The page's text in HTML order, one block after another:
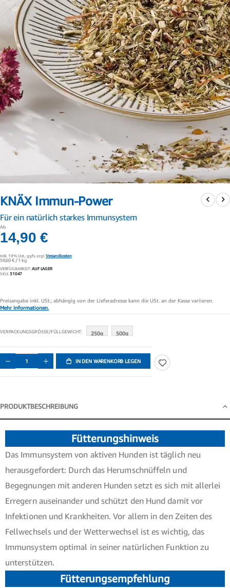
der
springen
KNÄX Immun-Power
Für ein natürlich starkes Immunsystem
Ab
14,90 €
Inkl. 19% Ust.,ggfs. zzgl. Versandkosten
59,60 €/ 1 kg
VERFÜGBARKEIT:AUF LAGER
SKU 31047
Preisangabe inkl. USt.; abhängig von der Lieferadresse kann die USt. an der Kasse variieren.
Mehr Informationen.
VERPACKUNGSGRÖSSE/FÜLLGEWICHT 250g 500g
IN DEN WARENKORB LEGEN
PRODUKTBESCHREIBUNG
ProduktbeschreibungFütterungshinweis
Das Immunsystem von aktiven Hunden ist täglich neu
herausgefordert: Durch das Herumschnüffeln und
Begegnungen mit anderen Hunden setzt es sich mit allerlei
Erregern auseinander und schützt den Hund damit vor
Infektionen und Krankheiten. Vor allem in den Zeiten des
Fellwechsels und der Wetterwechsel ist es wichtig, das
Immunsystem optimal in seiner natürlichen Funktion zu
unterstützen.
Fütterungsempfehlung